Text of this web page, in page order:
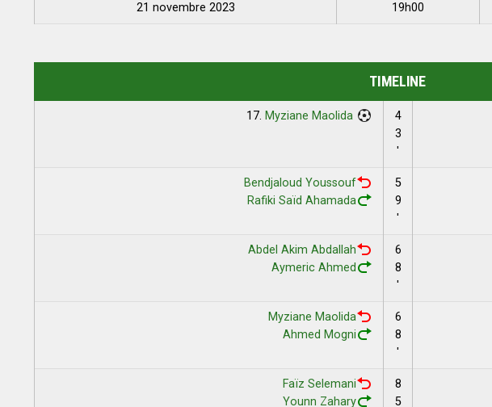
21 novembre 2023 19h00
TIMELINE
17. Myziane Maolida
4
3
'
Bendjaloud Youssouf
Rafiki Saïd Ahamada
5
9
'
Abdel Akim Abdallah
Aymeric Ahmed
6
8
'
Myziane Maolida
Ahmed Mogni
6
8
'
Faïz Selemani
Younn Zahary
8
5